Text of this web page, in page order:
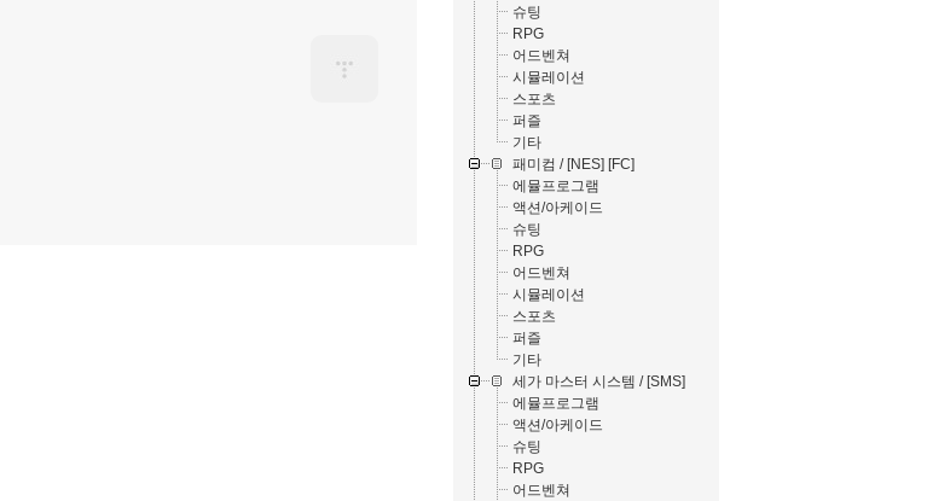
슈팅
RPG
어드벤쳐
시뮬레이션
스포츠
퍼즐
기타
패미컴 / [NES] [FC]
에뮬프로그램
액션/아케이드
슈팅
RPG
어드벤쳐
시뮬레이션
스포츠
퍼즐
기타
세가 마스터 시스템 / [SMS]
에뮬프로그램
액션/아케이드
슈팅
RPG
어드벤쳐